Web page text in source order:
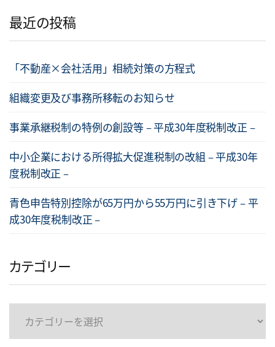
最近の投稿
「不動産×会社活用」相続対策の方程式
組織変更及び事務所移転のお知らせ
事業承継税制の特例の創設等 – 平成30年度税制改正 –
中小企業における所得拡大促進税制の改組 – 平成30年
度税制改正 –
青色申告特別控除が65万円から55万円に引き下げ – 平
成30年度税制改正 –
カテゴリー